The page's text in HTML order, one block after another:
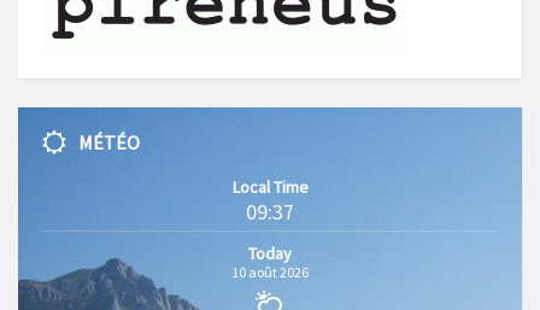
MÉTÉO
Local Time
09:37
Today
10 août 2026